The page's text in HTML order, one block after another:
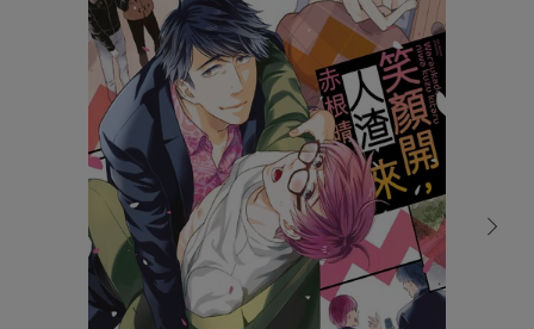
next